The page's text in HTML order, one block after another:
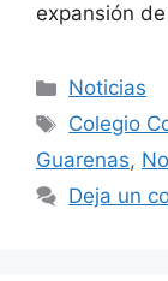
expansión
Noticias
Colegio
Guarenas,
Deja un